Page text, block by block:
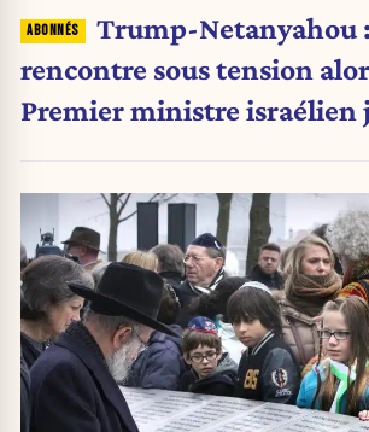
Trump-Netanyahou
rencontre sous tension
Premier ministre israélien